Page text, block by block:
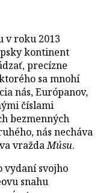
v roku 2013
kontinent
precízne
sa mnohí
nás, Európanov,
číslami
bezmenných
nás necháva
vraždaMúsu.
vydaní svojho
snahu